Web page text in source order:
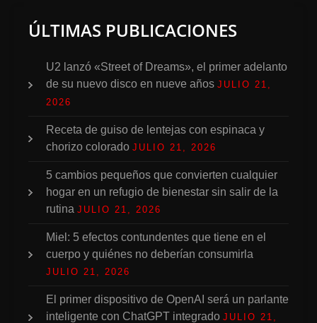
ÚLTIMAS PUBLICACIONES
U2 lanzó «Street of Dreams», el primer adelanto
de su nuevo disco en nueve años JULIO 21,
2026
Receta de guiso de lentejas con espinaca y
chorizo colorado JULIO 21, 2026
5 cambios pequeños que convierten cualquier
hogar en un refugio de bienestar sin salir de la
rutina JULIO 21, 2026
Miel: 5 efectos contundentes que tiene en el
cuerpo y quiénes no deberían consumirla
JULIO 21, 2026
El primer dispositivo de OpenAI será un parlante
inteligente con ChatGPT integrado JULIO 21,